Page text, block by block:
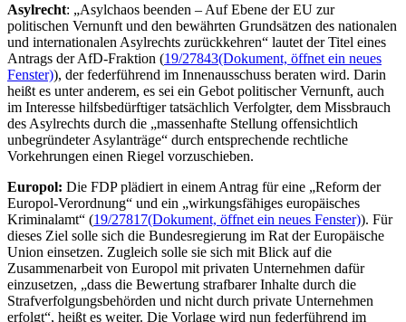
Asylrecht: „Asylchaos beenden – Auf Ebene der EU zur
politischen Vernunft und den bewährten Grundsätzen des nationalen
und internationalen Asylrechts zurückkehren“ lautet der Titel eines
Antrags der AfD-Fraktion (19/27843(Dokument, öffnet ein neues
Fenster)), der federführend im Innenausschuss beraten wird. Darin
heißt es unter anderem, es sei ein Gebot politischer Vernunft, auch
im Interesse hilfsbedürftiger tatsächlich Verfolgter, dem Missbrauch
des Asylrechts durch die „massenhafte Stellung offensichtlich
unbegründeter Asylanträge“ durch entsprechende rechtliche
Vorkehrungen einen Riegel vorzuschieben.
Europol: Die FDP plädiert in einem Antrag für eine „Reform der
Europol-Verordnung“ und ein „wirkungsfähiges europäisches
Kriminalamt“ (19/27817(Dokument, öffnet ein neues Fenster)). Für
dieses Ziel solle sich die Bundesregierung im Rat der Europäische
Union einsetzen. Zugleich solle sie sich mit Blick auf die
Zusammenarbeit von Europol mit privaten Unternehmen dafür
einzusetzen, „dass die Bewertung strafbarer Inhalte durch die
Strafverfolgungsbehörden und nicht durch private Unternehmen
erfolgt“, heißt es weiter. Die Vorlage wird nun federführend im